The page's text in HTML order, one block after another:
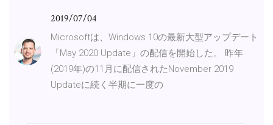
2019/07/04
Microsoftは、Windows 10の最新大型アップデート
「May 2020 Update」の配信を開始した。 昨年
(2019年)の11月に配信されたNovember 2019
Updateに続く半期に一度の